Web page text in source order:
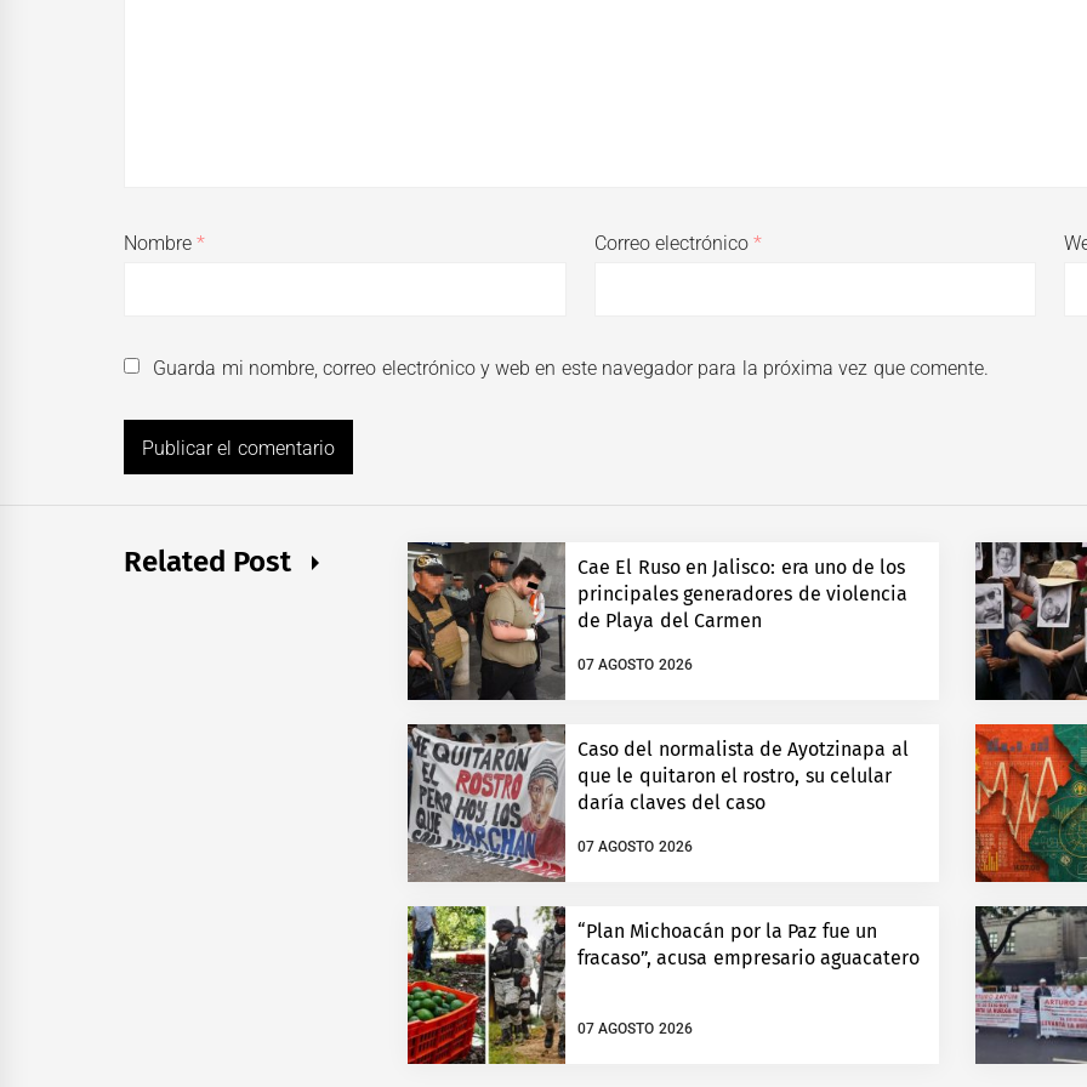
Nombre* Correo electrónico*
Guarda mi nombre, correo electrónico y web en este navegador para la próxima vez que comente.
Related Post
Cae El Ruso en Jalisco: era uno de los
principales generadores de violencia
de Playa del Carmen
07 AGOSTO 2026
Caso del normalista de Ayotzinapa al
que le quitaron el rostro, su celular
daría claves del caso
07 AGOSTO 2026
“Plan Michoacán por la Paz fue un
fracaso”, acusa empresario aguacatero
07 AGOSTO 2026